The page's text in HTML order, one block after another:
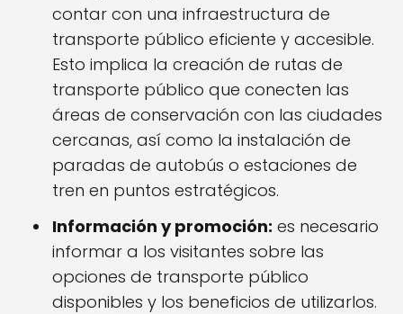
contar con una infraestructura de
transporte público eficiente y accesible.
Esto implica la creación de rutas de
transporte público que conecten las
áreas de conservación con las ciudades
cercanas, así como la instalación de
paradas de autobús o estaciones de
tren en puntos estratégicos.
Información y promoción: es necesario
informar a los visitantes sobre las
opciones de transporte público
disponibles y los beneficios de utilizarlos.